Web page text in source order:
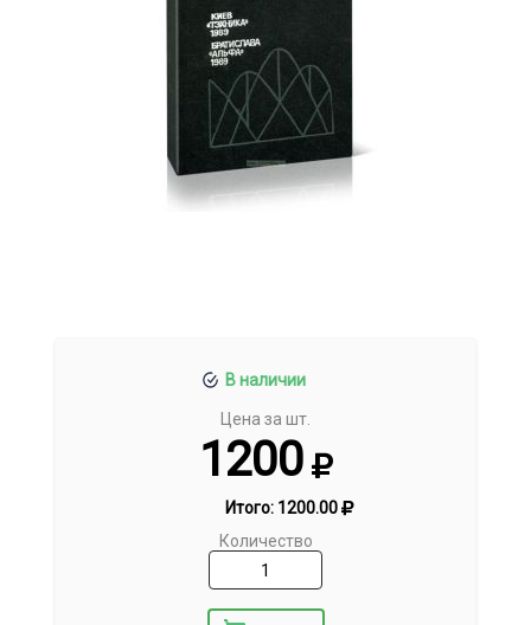
В наличии
Цена за шт.
1200
Итого: 1200.00
Количество